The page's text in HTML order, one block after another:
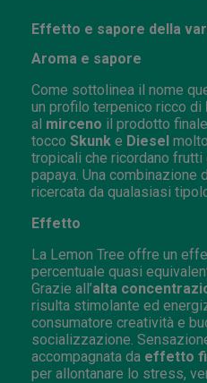
Effetto e sapore della
Aroma e sapore
Come sottolinea il nome
un profilo terpenico ricco di
al mirceno il prodotto
tocco Skunk e Diesel
tropicali che ricordano frutti
papaya. Una combinazione
ricercata da qualasiasi
Effetto
La Lemon Tree offre un
percentuale quasi
Grazie all’alta
risulta stimolante ed
consumatore creatività e
socializzazione.
accompagnata da effetto
per allontanare lo stress,